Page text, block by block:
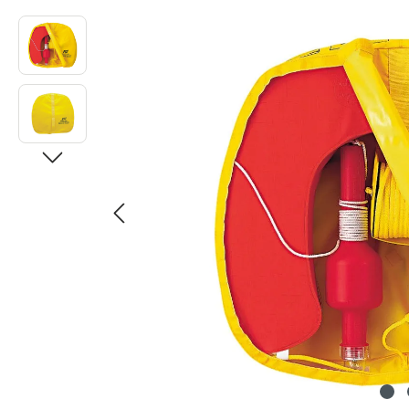
Bildergalerie überspringen